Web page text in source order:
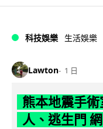
科技娛樂 生活娛樂
Lawton 1 日
熊本地震手
人、逃生門